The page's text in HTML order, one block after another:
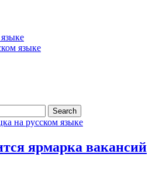
языке
на русском языке
ярмарка вакансий